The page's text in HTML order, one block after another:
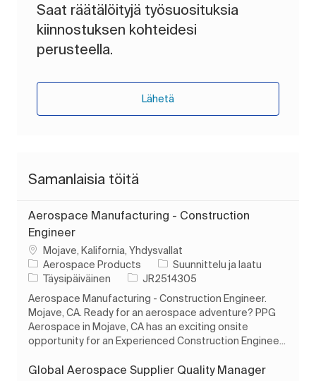
Saat räätälöityjä työsuosituksia
kiinnostuksen kohteidesi
perusteella.
Lähetä
Samanlaisia töitä
Aerospace Manufacturing - Construction
Engineer
PaikkaMojave, Kalifornia, Yhdysvallat
Aerospace Products
Luokka
Suunnittelu ja laatu
Työn tyyppi
Täysipäiväinen Työn tunnus
JR2514305
Aerospace Manufacturing - Construction Engineer.
Mojave, CA. Ready for an aerospace adventure? PPG
Aerospace in Mojave, CA has an exciting onsite
opportunity for an Experienced Construction Enginee...
Global Aerospace Supplier Quality Manager